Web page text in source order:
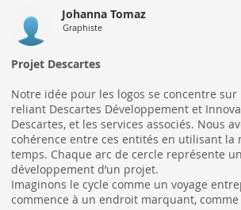
Johanna Tomaz
Graphiste
Projet Descartes
Notre idée pour les logos se concentre
reliant Descartes Développement et
Descartes, et les services associés. Nous
cohérence entre ces entités en utilisant la
temps. Chaque arc de cercle représente
développement d’un projet.
Imaginons le cycle comme un voyage
commence à un endroit marquant, comme